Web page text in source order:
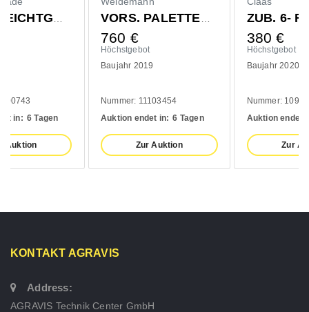
VORS. PALETTENGABEL 1200MM
Nummer: 11103454
Auktion endet in:
6 Tagen
Zur Auktion
ZUB. 6- RAD FAHRWERK
Nummer: 10993139
Auktion endet in:
6 Tagen
Zur Auktion
KONTAKT AGRAVIS
Address:
AGRAVIS Technik Center GmbH